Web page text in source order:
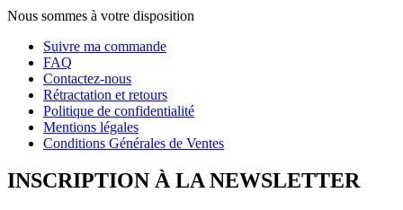
Nous sommes à votre disposition
Suivre ma commande
FAQ
Contactez-nous
Rétractation et retours
Politique de confidentialité
Mentions légales
Conditions Générales de Ventes
INSCRIPTION À LA NEWSLETTER